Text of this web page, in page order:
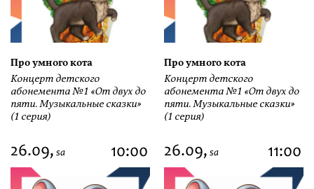
Про умного кота
Концерт детского
абонемента №1 «От двух до
пяти. Музыкальные сказки»
(1 серия)
Про умного кота
Концерт детского
абонемента №1 «От двух до
пяти. Музыкальные сказки»
(1 серия)
26.09, sa 10:00 26.09, sa 11:00